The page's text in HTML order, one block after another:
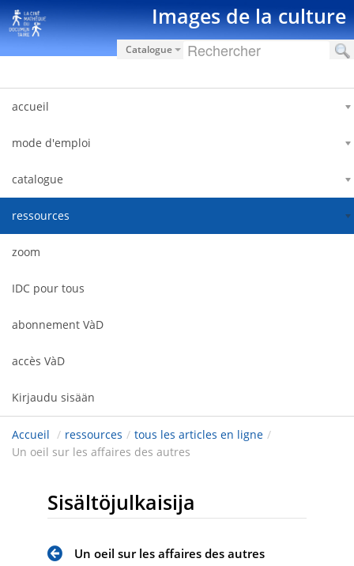
Hyppää sisältöön Images de la culture
Catalogue
accueil
mode d'emploi
catalogue
ressources
zoom
IDC pour tous
abonnement VàD
accès VàD
Kirjaudu sisään
Accueil / ressources / tous les articles en ligne /
Un oeil sur les affaires des autres
Sisältöjulkaisija
Un oeil sur les affaires des autres